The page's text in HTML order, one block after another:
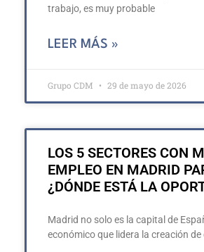
trabajo, es muy probable
LEER MÁS »
Grupo CDM 29 de mayo de 2026
LOS 5 SECTORES CON
EMPLEO EN MADRID
¿DÓNDE ESTÁ LA
Madrid no solo es la capital de
económico que lidera la creación de